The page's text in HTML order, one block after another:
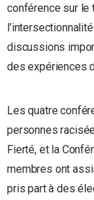
conférence sur le
discussions
des expériences
Les quatre
personnes
Fierté, et la
membres ont
pris part à des